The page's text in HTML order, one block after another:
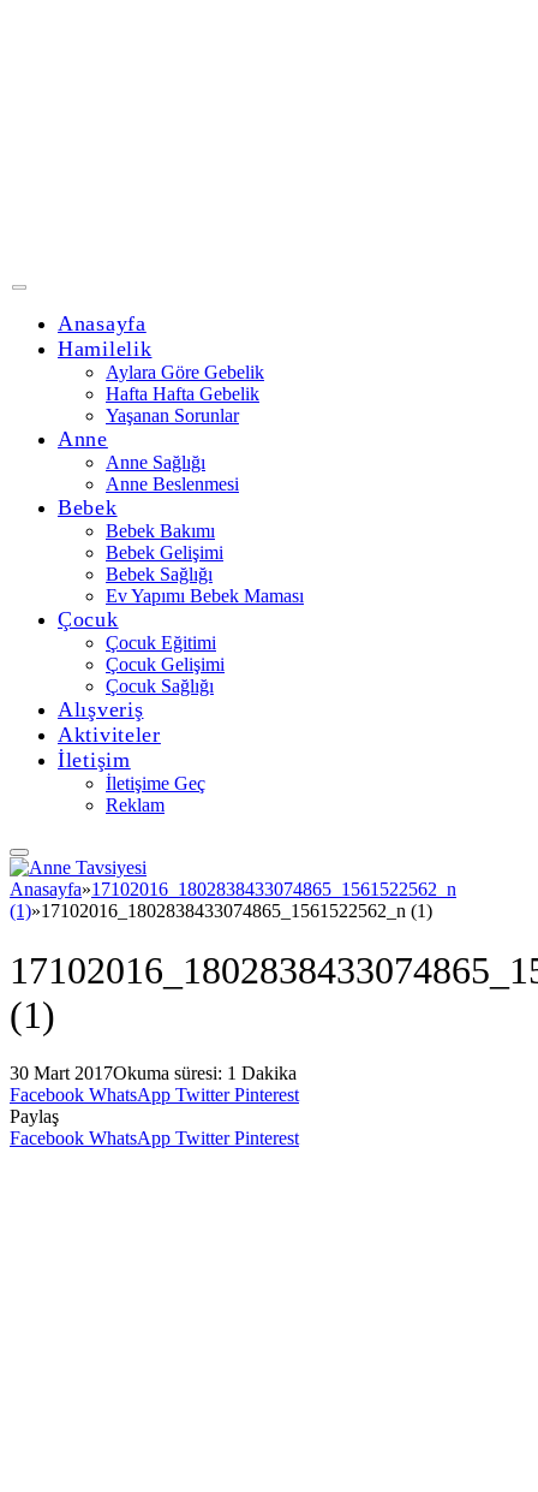
Anasayfa
Hamilelik
Aylara Göre Gebelik
Hafta Hafta Gebelik
Yaşanan Sorunlar
Anne
Anne Sağlığı
Anne Beslenmesi
Bebek
Bebek Bakımı
Bebek Gelişimi
Bebek Sağlığı
Ev Yapımı Bebek Maması
Çocuk
Çocuk Eğitimi
Çocuk Gelişimi
Çocuk Sağlığı
Alışveriş
Aktiviteler
İletişim
İletişime Geç
Reklam
Anasayfa»17102016_1802838433074865_1561522562_n
(1)»17102016_1802838433074865_1561522562_n (1)
(1)
30 Mart 2017Okuma süresi: 1 Dakika
Facebook WhatsApp Twitter Pinterest
Paylaş
Facebook WhatsApp Twitter Pinterest